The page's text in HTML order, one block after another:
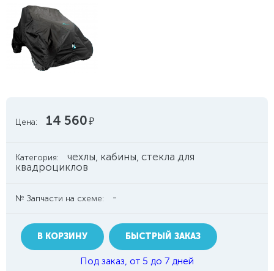
Цена: 14 560руб.
Категория:
чехлы, кабины, стекла для
квадроциклов
№ Запчасти на схеме: -
В КОРЗИНУ БЫСТРЫЙ ЗАКАЗ
Под заказ, от 5 до 7 дней